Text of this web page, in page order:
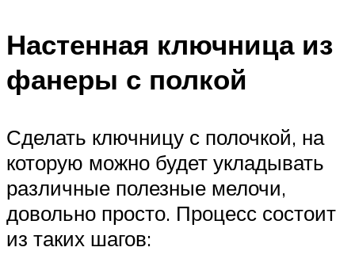
Настенная ключница из
фанеры с полкой
Сделать ключницу с полочкой, на
которую можно будет укладывать
различные полезные мелочи,
довольно просто. Процесс состоит
из таких шагов: